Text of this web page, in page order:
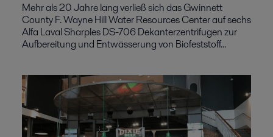
Mehr als 20 Jahre lang verließ sich das Gwinnett
County F. Wayne Hill Water Resources Center auf sechs
Alfa Laval Sharples DS-706 Dekanterzentrifugen zur
Aufbereitung und Entwässerung von Biofeststoff...